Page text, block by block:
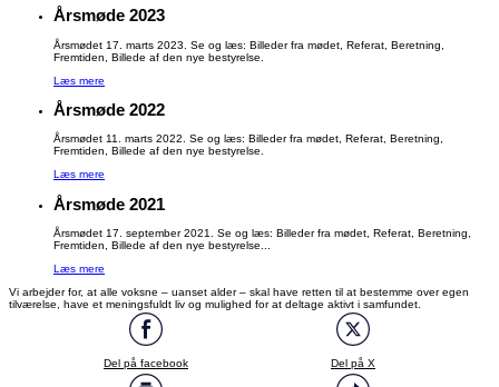
Årsmøde 2023
Årsmødet 17. marts 2023. Se og læs: Billeder fra mødet, Referat, Beretning,
Fremtiden, Billede af den nye bestyrelse.
Læs mere
Årsmøde 2022
Årsmødet 11. marts 2022. Se og læs: Billeder fra mødet, Referat, Beretning,
Fremtiden, Billede af den nye bestyrelse.
Læs mere
Årsmøde 2021
Årsmødet 17. september 2021. Se og læs: Billeder fra mødet, Referat, Beretning,
Fremtiden, Billede af den nye bestyrelse...
Læs mere
Vi arbejder for, at alle voksne – uanset alder – skal have retten til at bestemme over egen
tilværelse, have et meningsfuldt liv og mulighed for at deltage aktivt i samfundet.
Del på facebook Del på X